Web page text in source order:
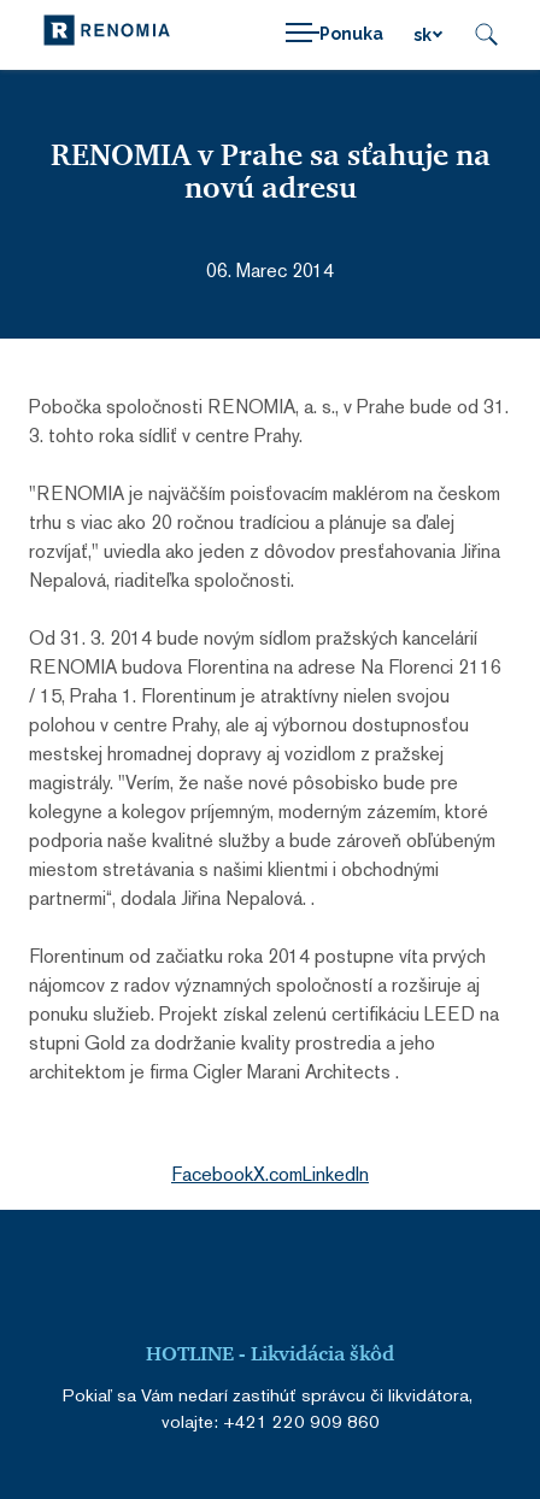
Ponuka sk
RENOMIA v Prahe sa sťahuje na
novú adresu
06. Marec 2014
Pobočka spoločnosti RENOMIA, a. s., v Prahe bude od 31.
3. tohto roka sídliť v centre Prahy.
"RENOMIA je najväčším poisťovacím maklérom na českom
trhu s viac ako 20 ročnou tradíciou a plánuje sa ďalej
rozvíjať," uviedla ako jeden z dôvodov presťahovania Jiřina
Nepalová, riaditeľka spoločnosti.
Od 31. 3. 2014 bude novým sídlom pražských kancelárií
RENOMIA budova Florentina na adrese Na Florenci 2116
/ 15, Praha 1. Florentinum je atraktívny nielen svojou
polohou v centre Prahy, ale aj výbornou dostupnosťou
mestskej hromadnej dopravy aj vozidlom z pražskej
magistrály. "Verím, že naše nové pôsobisko bude pre
kolegyne a kolegov príjemným, moderným zázemím, ktoré
podporia naše kvalitné služby a bude zároveň obľúbeným
miestom stretávania s našimi klientmi i obchodnými
partnermi“, dodala Jiřina Nepalová. .
Florentinum od začiatku roka 2014 postupne víta prvých
nájomcov z radov významných spoločností a rozširuje aj
ponuku služieb. Projekt získal zelenú certifikáciu LEED na
stupni Gold za dodržanie kvality prostredia a jeho
architektom je firma Cigler Marani Architects .
FacebookX.comLinkedIn
HOTLINE - Likvidácia škôd
Pokiaľ sa Vám nedarí zastihúť správcu či likvidátora,
volajte: +421 220 909 860